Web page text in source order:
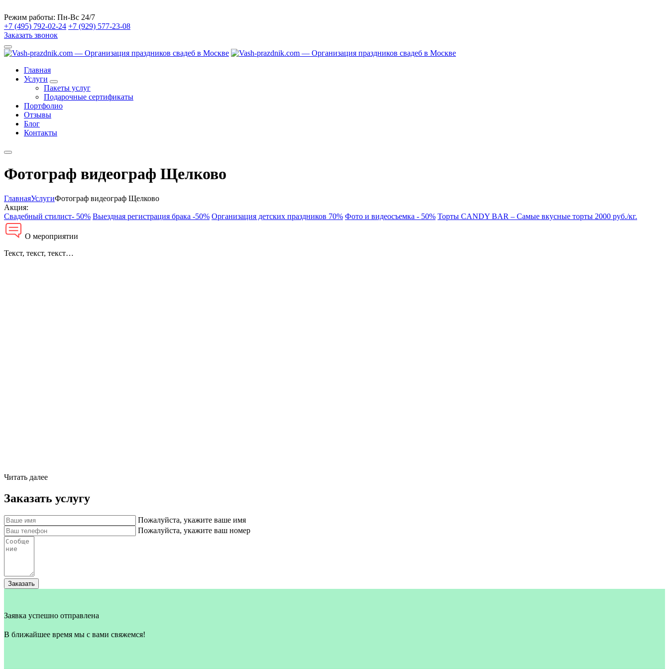
Режим работы: Пн-Вс 24/7
+7 (495) 792-02-24 +7 (929) 577-23-08
Заказать звонок
Главная
Услуги
Пакеты услуг
Подарочные сертификаты
Портфолио
Отзывы
Блог
Контакты
Фотограф видеограф Щелково
ГлавнаяУслугиФотограф видеограф Щелково
Акция:
Свадебный стилист- 50% Выездная регистрация брака -50% Организация детских праздников 70% Фото и видеосъемка - 50% Торты CANDY BAR – Самые вкусные торты 2000 руб./кг.
О мероприятии
Текст, текст, текст…
Читать далее
Заказать услугу
Пожалуйста, укажите ваше имя
Пожалуйста, укажите ваш номер
Заказать
Заявка успешно отправлена
В ближайшее время мы с вами свяжемся!